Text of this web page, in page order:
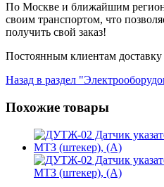
По Москве и ближайшим
своим транспортом, что
получить свой заказ!
Постоянным клиентам
Назад в раздел
Похожие товары